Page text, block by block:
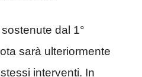
dal 1°
sarà ulteriormente
interventi. In